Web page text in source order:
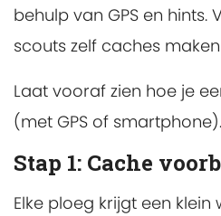
behulp van GPS en
scouts zelf caches
Laat vooraf zien hoe je
(met GPS of smartphone).
Stap 1: Cache
Elke ploeg krijgt een